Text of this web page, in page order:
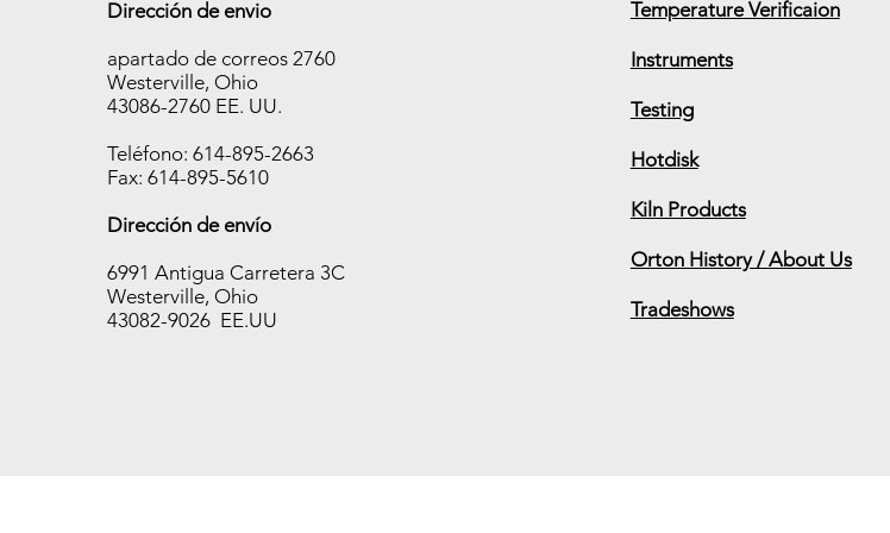
Estuch
Temp
TAB
650,
10
fundas
piezas
Temp
10
Dirección de envio
apartado de correos 2760
Westerville, Ohio
43086-2760 EE. UU.
Teléfono: 614-895-2663
Fax: 614-895-5610
Dirección de envío
6991 Antigua Carretera 3C
Westerville, Ohio
43082-9026 EE.UU
Temperature Verificaion
Instruments
Testing
Hotdisk
Kiln Products
Orton History / About Us
Tradeshows